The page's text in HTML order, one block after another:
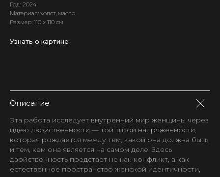
Год: 2024
Материал: холст, масло
Размер: 110 х 110 см
Узнать о картине
Описание
Эта работа исследует внутренний мир женщины через
идею двойственности — той тихой напряжённости,
которая рождается между тем, какой она должна быть,
и тем, кем она является на самом деле. Здесь
двойственность предстает не как конфликт, а как
естественное пространство женской идентичности,